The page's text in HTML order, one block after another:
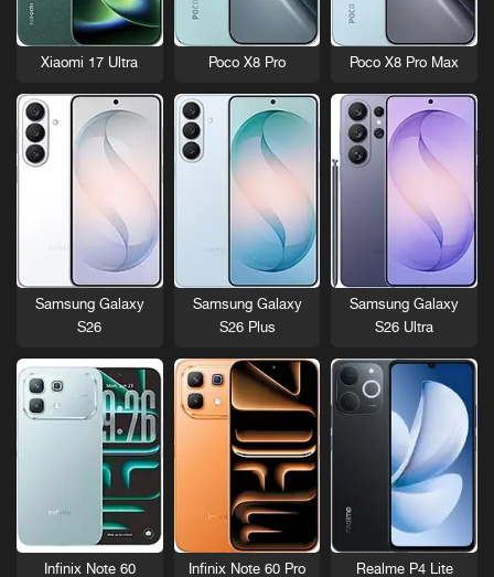
Poco X8 Pro Max
Poco X8 Pro
Xiaomi 17 Ultra
Samsung Galaxy
S26 Ultra
Samsung Galaxy
S26 Plus
Samsung Galaxy
S26
Realme P4 Lite
Infinix Note 60 Pro
Infinix Note 60